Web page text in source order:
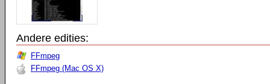
Andere edities:
FFmpeg
FFmpeg (Mac OS X)